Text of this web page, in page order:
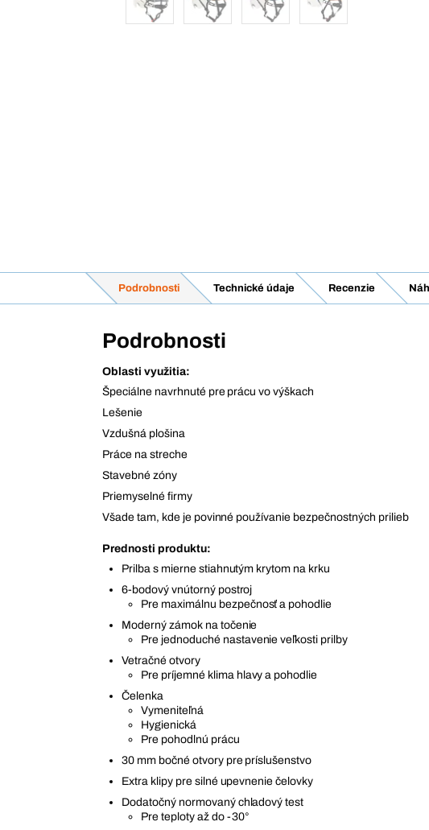
Podrobnosti Technické údaje Recenzie
Podrobnosti
Oblasti využitia:
Špeciálne navrhnuté pre prácu vo výškach
Lešenie
Vzdušná plošina
Práce na streche
Stavebné zóny
Priemyselné firmy
Všade tam, kde je povinné používanie bezpečnostných prilieb
Prednosti produktu:
Prilba s mierne stiahnutým krytom na krku
6-bodový vnútorný postroj
Pre maximálnu bezpečnosť a pohodlie
Moderný zámok na točenie
Pre jednoduché nastavenie veľkosti prilby
Vetračné otvory
Pre príjemné klima hlavy a pohodlie
Čelenka
Vymeniteľná
Hygienická
Pre pohodlnú prácu
30 mm bočné otvory pre príslušenstvo
Extra klipy pre silné upevnenie čelovky
Dodatočný normovaný chladový test
Pre teploty až do -30°